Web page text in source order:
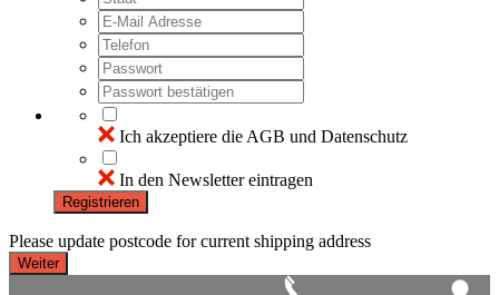
Ich akzeptiere die AGB und Datenschutz
In den Newsletter eintragen
Registrieren
Please update postcode for current shipping address